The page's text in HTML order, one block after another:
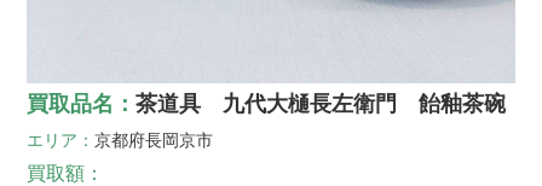
買取品名：茶道具 九代大樋長左衛門 飴釉茶碗
エリア：京都府長岡京市
買取額：